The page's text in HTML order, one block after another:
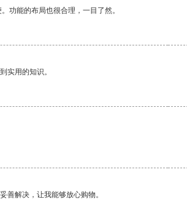
功能的布局也很合理，一目了然。
实用的知识。
善解决，让我能够放心购物。